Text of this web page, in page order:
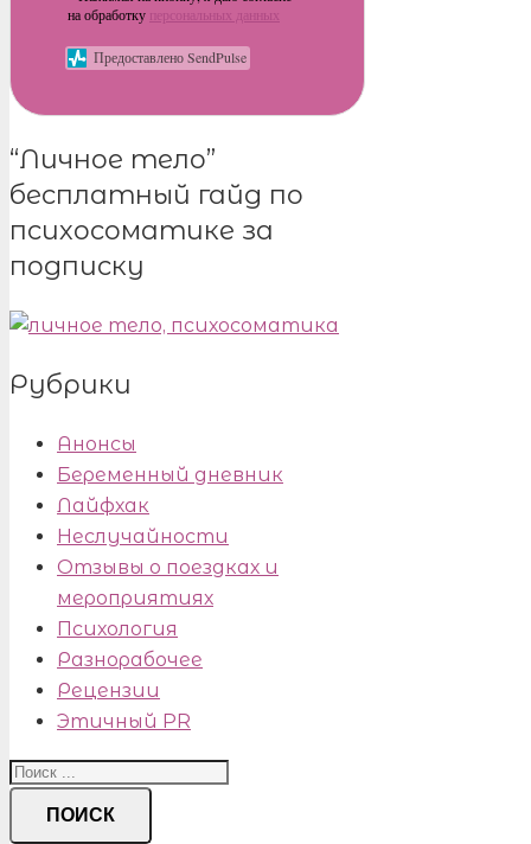
на обработку персональных данных
Предоставлено SendPulse
“Личное тело”
бесплатный гайд по
психосоматике за
подписку
Рубрики
Анонсы
Беременный дневник
Лайфхак
Неслучайности
Отзывы о поездках и
мероприятиях
Психология
Разнорабочее
Рецензии
Этичный PR
ПОИСК